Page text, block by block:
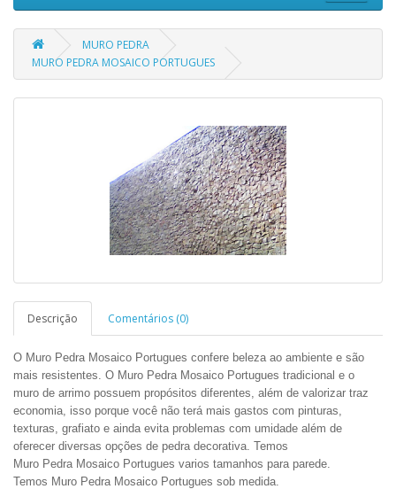
MURO PEDRA
MURO PEDRA MOSAICO PORTUGUES
Descrição Comentários (0)
O Muro Pedra Mosaico Portugues confere beleza ao ambiente e são
mais resistentes. O Muro Pedra Mosaico Portugues tradicional e o
muro de arrimo possuem propósitos diferentes, além de valorizar traz
economia, isso porque você não terá mais gastos com pinturas,
texturas, grafiato e ainda evita problemas com umidade além de
oferecer diversas opções de pedra decorativa. Temos
Muro Pedra Mosaico Portugues varios tamanhos para parede.
Temos Muro Pedra Mosaico Portugues sob medida.